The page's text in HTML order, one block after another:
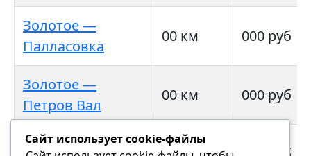
Золотое —
Палласовка
00 км 000 руб
Золотое —
Петров Вал
00 км 000 руб
Золотое —
Сайт использует cookie-файлы